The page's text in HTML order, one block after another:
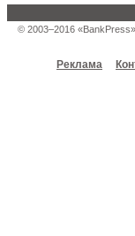
© 2003–2016
Реклама